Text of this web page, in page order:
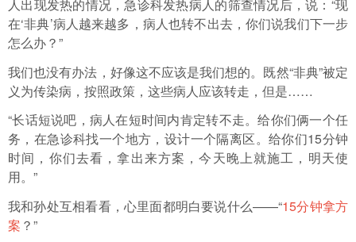
人出现发热的情况，急诊科发热病人的筛查情况后，说：“现
在‘非典’病人越来越多，病人也转不出去，你们说我们下一步
怎么办？”
我们也没有办法，好像这不应该是我们想的。既然“非典”被定
义为传染病，按照政策，这些病人应该转走，但是……
“长话短说吧，病人在短时间内肯定转不走。给你们俩一个任
务，在急诊科找一个地方，设计一个隔离区。给你们15分钟
时间，你们去看，拿出来方案，今天晚上就施工，明天使
用。”
我和孙处互相看看，心里面都明白要说什么——“15分钟拿方
案 ？”